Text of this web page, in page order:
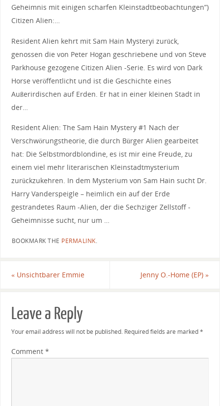
Geheimnis mit einigen scharfen Kleinstadtbeobachtungen”)
Citizen Alien:…
Resident Alien kehrt mit Sam Hain Mysteryi zurück,
genossen die von Peter Hogan geschriebene und von Steve
Parkhouse gezogene Citizen Alien -Serie. Es wird von Dark
Horse veröffentlicht und ist die Geschichte eines
Außerirdischen auf Erden. Er hat in einer kleinen Stadt in
der…
Resident Alien: The Sam Hain Mystery #1 Nach der
Verschwörungstheorie, die durch Bürger Alien gearbeitet
hat: Die Selbstmordblondine, es ist mir eine Freude, zu
einem viel mehr literarischen Kleinstadtmysterium
zurückzukehren. In dem Mysterium von Sam Hain sucht Dr.
Harry Vanderspeigle – heimlich ein auf der Erde
gestrandetes Raum -Alien, der die Sechziger Zellstoff -
Geheimnisse sucht, nur um …
BOOKMARK THE PERMALINK.
«Unsichtbarer Emmie Jenny O.-Home (EP)»
Leave a Reply
Your email address will not be published. Required fields are marked*
Comment *